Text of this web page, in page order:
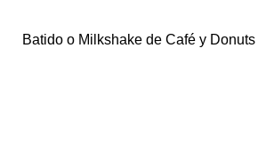
Batido o Milkshake de Café y Donuts